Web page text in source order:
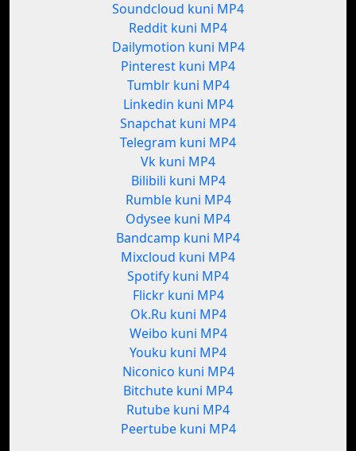
Soundcloud kuni MP4
Reddit kuni MP4
Dailymotion kuni MP4
Pinterest kuni MP4
Tumblr kuni MP4
Linkedin kuni MP4
Snapchat kuni MP4
Telegram kuni MP4
Vk kuni MP4
Bilibili kuni MP4
Rumble kuni MP4
Odysee kuni MP4
Bandcamp kuni MP4
Mixcloud kuni MP4
Spotify kuni MP4
Flickr kuni MP4
Ok.Ru kuni MP4
Weibo kuni MP4
Youku kuni MP4
Niconico kuni MP4
Bitchute kuni MP4
Rutube kuni MP4
Peertube kuni MP4